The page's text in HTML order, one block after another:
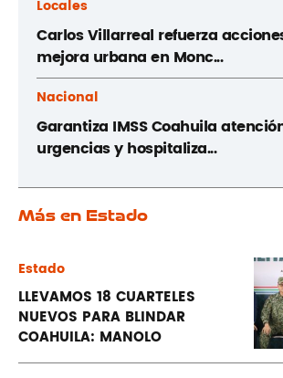
Locales
Carlos Villarreal refuerza
mejora urbana en Monc...
Nacional
Garantiza IMSS Coahuila
urgencias y hospitaliza...
Más en Estado
Estado
LLEVAMOS 18 CUARTELES
NUEVOS PARA BLINDAR
COAHUILA: MANOLO